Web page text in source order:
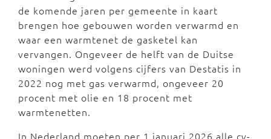
de komende jaren per gemeente in kaart
brengen hoe gebouwen worden verwarmd en
waar een warmtenet de gasketel kan
vervangen. Ongeveer de helft van de Duitse
woningen werd volgens cijfers van Destatis in
2022 nog met gas verwarmd, ongeveer 20
procent met olie en 18 procent met
warmtenetten.
In Nederland moeten per 1 januari 2026 alle cv-